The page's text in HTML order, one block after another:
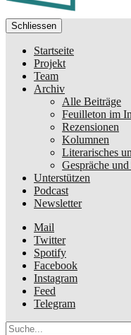
Schliessen
Startseite
Projekt
Team
Archiv
Alle Beiträge
Feuilleton im
Rezensionen
Kolumnen
Literarisches
Gespräche
Unterstützen
Podcast
Newsletter
Mail
Twitter
Spotify
Facebook
Instagram
Feed
Telegram
Suche